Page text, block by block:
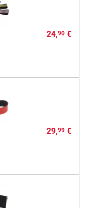
24,90€
29,99€